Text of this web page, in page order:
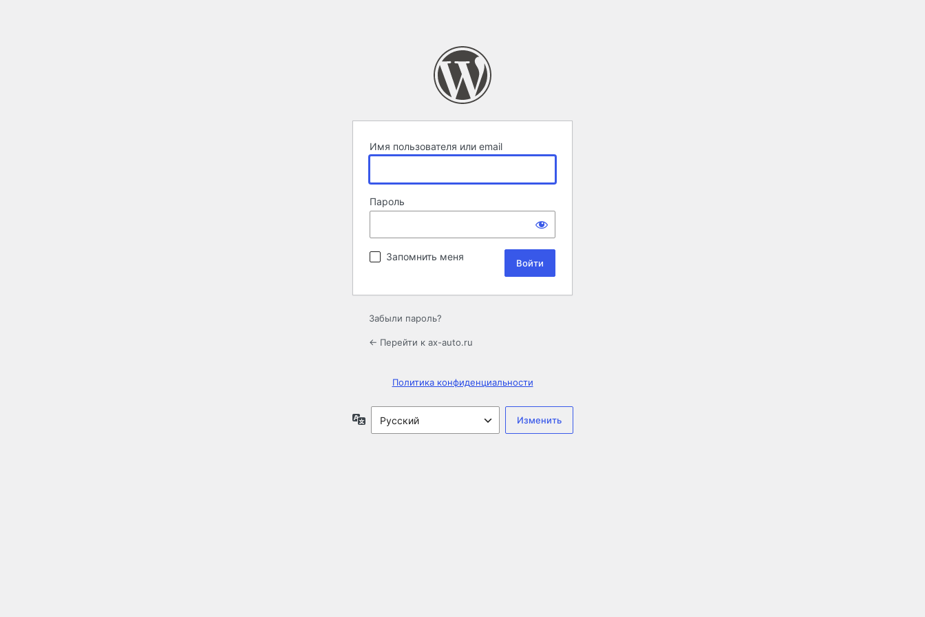
Имя пользователя или email
Пароль
Запомнить меня
Забыли пароль?
← Перейти к ax-auto.ru
Политика конфиденциальности
Язык